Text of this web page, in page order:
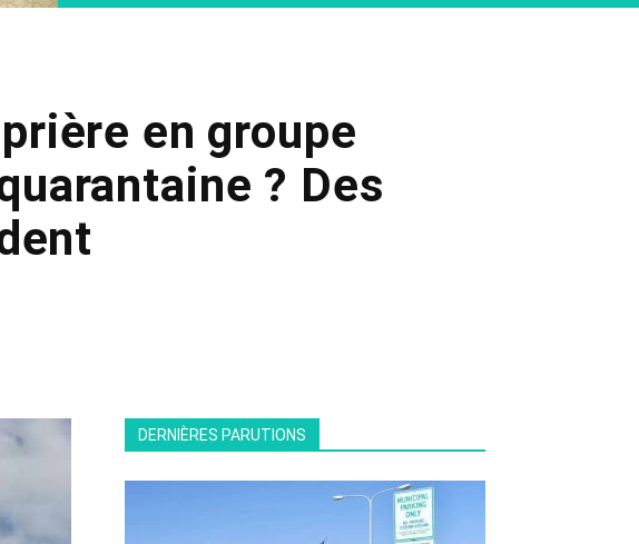
en groupe
? Des
DERNIÈRES PARUTIONS